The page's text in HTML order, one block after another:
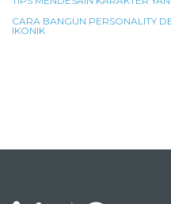
CARA BANGUN PERSONALITY
IKONIK